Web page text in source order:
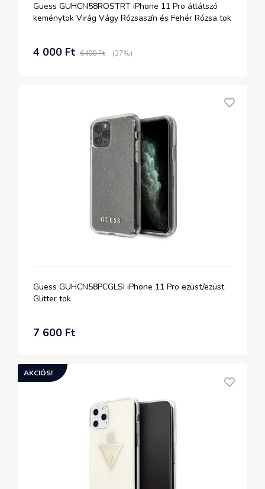
Guess GUHCN58ROSTRT iPhone 11 Pro átlátszó
keménytok Virág Vágy Rózsaszín és Fehér Rózsa tok
4 000 Ft 6400 Ft (37%)
Guess GUHCN58PCGLSI iPhone 11 Pro ezüst/ezüst
Glitter tok
7 600 Ft
AKCIÓS!